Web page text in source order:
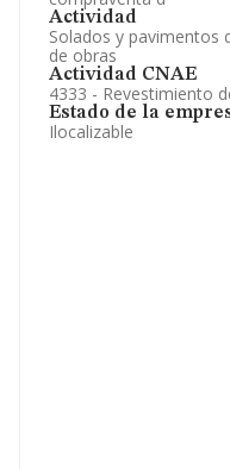
Actividad
Solados y pavimentos
de obras
Actividad CNAE
4333 - Revestimiento
Estado de la
Ilocalizable